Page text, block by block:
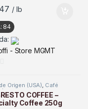
/ lb
84
- Store MGMT
Origen (USA), Café
COFFEE –
Coffee 250g